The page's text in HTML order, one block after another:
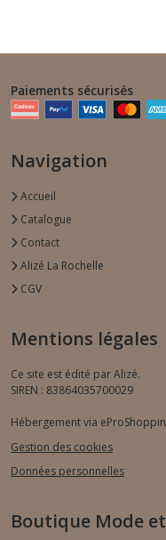
Paiements sécurisés
Navigation
Accueil
Catalogue
Contact
Alizé La Rochelle
CGV
Mentions légales
Ce site est édité par Alizé.
SIREN : 83864035700029
Hébergement via
Gestion des cookies
Données personnelles
Boutique Mode